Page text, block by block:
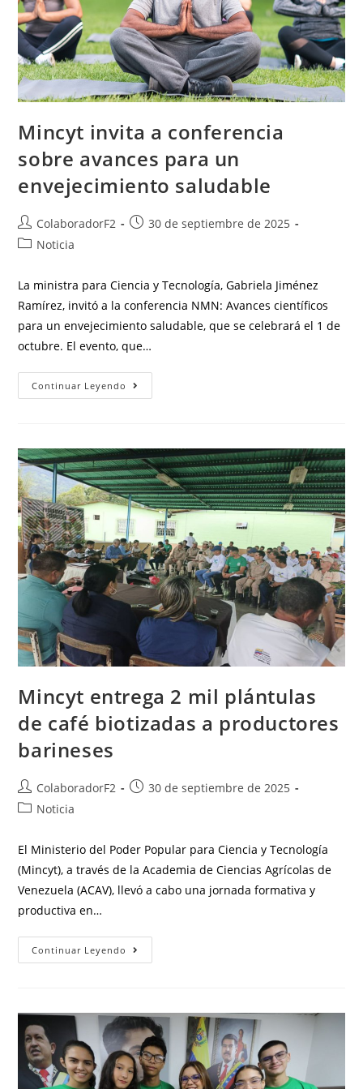
Mincyt invita a conferencia
sobre avances para un
envejecimiento saludable
ColaboradorF2
30 de septiembre de 2025
Noticia
La ministra para Ciencia y Tecnología, Gabriela Jiménez
Ramírez, invitó a la conferencia NMN: Avances científicos
para un envejecimiento saludable, que se celebrará el 1 de
octubre. El evento, que…
Continuar Leyendo
Mincyt entrega 2 mil plántulas
de café biotizadas a productores
barineses
ColaboradorF2
30 de septiembre de 2025
Noticia
El Ministerio del Poder Popular para Ciencia y Tecnología
(Mincyt), a través de la Academia de Ciencias Agrícolas de
Venezuela (ACAV), llevó a cabo una jornada formativa y
productiva en…
Continuar Leyendo